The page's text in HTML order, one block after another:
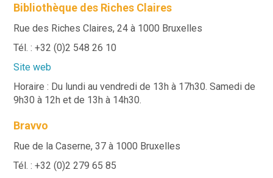
Bibliothèque des Riches Claires
Rue des Riches Claires, 24 à 1000 Bruxelles
Tél. : +32 (0)2 548 26 10
Site web
Horaire : Du lundi au vendredi de 13h à 17h30. Samedi de
9h30 à 12h et de 13h à 14h30.
Bravvo
Rue de la Caserne, 37 à 1000 Bruxelles
Tél. : +32 (0)2 279 65 85